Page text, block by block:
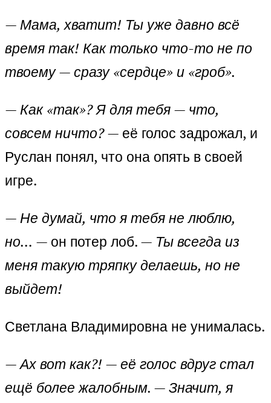
— Мама, хватит! Ты уже давно всё
время так! Как только что-то не по
твоему — сразу «сердце» и «гроб».
— Как «так»? Я для тебя — что,
совсем ничто?— её голос задрожал, и
Руслан понял, что она опять в своей
игре.
— Не думай, что я тебя не люблю,
но… — он потер лоб. — Ты всегда из
меня такую тряпку делаешь, но не
выйдет!
Светлана Владимировна не унималась.
— Ах вот как?! — её голос вдруг стал
ещё более жалобным. — Значит, я